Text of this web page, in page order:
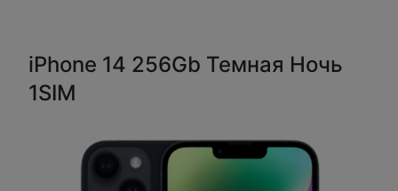
iPhone 14 256Gb Темная Ночь
1SIM